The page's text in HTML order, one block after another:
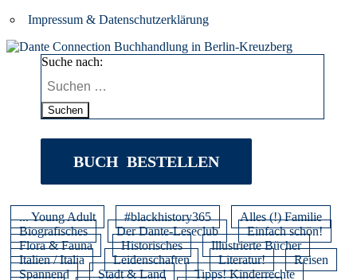
Impressum & Datenschutzerklärung
Suche nach:
Suchen
BUCH BESTELLEN
... Young Adult #blackhistory365
Alles (!) Familie
Biografisches
Der Dante-Leseclub
Einfach schön!
Flora & Fauna
Historisches
Illustrierte Bücher
Italien / Italia
Leidenschaften Literatur!
Reisen
Spannend
Stadt & Land
Tipps! Kinderrechte